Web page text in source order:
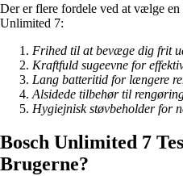
Der er flere fordele ved at vælge
Unlimited 7:
Frihed til at bevæge dig frit
Kraftfuld sugeevne for
Lang batteritid for længere
Alsidede tilbehør til
Hygiejnisk støvbeholder for
Bosch Unlimited 7
Brugerne?